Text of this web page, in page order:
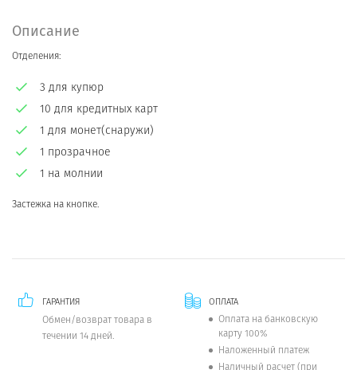
Описание
Отделения:
3 для купюр
10 для кредитных карт
1 для монет(снаружи)
1 прозрачное
1 на молнии
Застежка на кнопке.
ГАРАНТИЯ
Обмен/возврат товара в
течении 14 дней.
ОПЛАТА
Оплата на банковскую
карту 100%
Наложенный платеж
Наличный расчет (при